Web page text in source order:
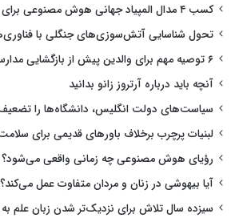
کسب ۴ مدال المپیاد جهانی هوش مصنوعی برای ایران
تحول شناسایی آتش‌سوزی‌های جنگلی با
۶ توصیه مهم برای والدین پیش از بازگشایی مدارس
آنچه باید درباره آرتروز زانو بدانید
سیاست‌های دولت انگلیس، دانشگاه‌ها را
لبنیات پرچرب برخلاف باورهای قدیمی برای
رؤیای هوش مصنوعی چه زمانی واقعی می‌شود؟
آیا بیهوشی در زنان و مردان متفاوت عمل می‌کند؟
سیزده سال تلاش برای نزدیک‌تر شدن زبان علم